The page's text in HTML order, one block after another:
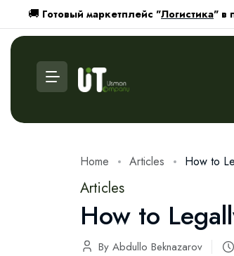
🚚 Готовый маркетплейс "Логистика" в
Home Articles How to
Articles
How to
By Abdullo Beknazarov